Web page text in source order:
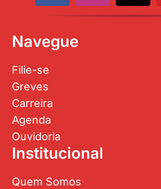
Navegue
Filie-se
Greves
Carreira
Agenda
Ouvidoria
Institucional
Quem Somos